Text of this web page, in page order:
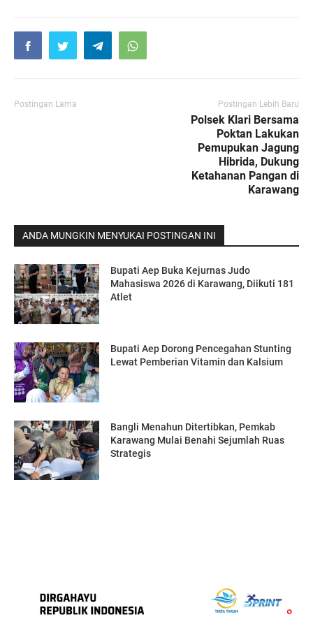
Postingan Lama Postingan Lebih Baru
Polsek Klari Bersama
Poktan Lakukan
Pemupukan Jagung
Hibrida, Dukung
Ketahanan Pangan di
Karawang
ANDA MUNGKIN MENYUKAI POSTINGAN INI
Bupati Aep Buka Kejurnas Judo
Mahasiswa 2026 di Karawang, Diikuti 181
Atlet
Bupati Aep Dorong Pencegahan Stunting
Lewat Pemberian Vitamin dan Kalsium
Bangli Menahun Ditertibkan, Pemkab
Karawang Mulai Benahi Sejumlah Ruas
Strategis